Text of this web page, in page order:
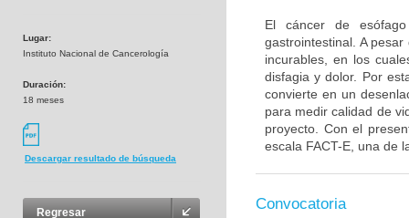
Lugar:
Instituto Nacional de Cancerología
Duración:
18 meses
Descargar resultado de búsqueda
Regresar
El cáncer de
gastrointestinal. A
incurables, en los
disfagia y dolor. Por
convierte en un
para medir calidad de
proyecto. Con el
escala FACT-E, una de
Convocatoria